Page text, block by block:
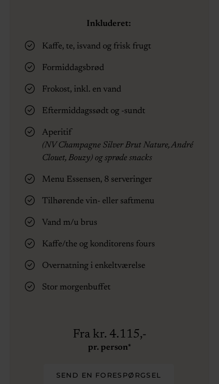
Inkluderet:
Kaffe, te, isvand og frisk frugt
Formiddagsbrød
Frokost, inkl. en vand
Eftermiddagssødt og -sundt
Aperitif
(NV Champagne Silver Brut Nature, André
Clouet, Bouzy) og sprøde snacks
Menu Essensen, 8 serveringer
Tilhørende vin- eller saftmenu
Vand m/u brus
Kaffe/the og konditorens fours
Overnatning i enkeltværelse
Stor morgenbuffet
Fra kr. 4.115,-
pr. person*
SEND EN FORESPØRGSEL